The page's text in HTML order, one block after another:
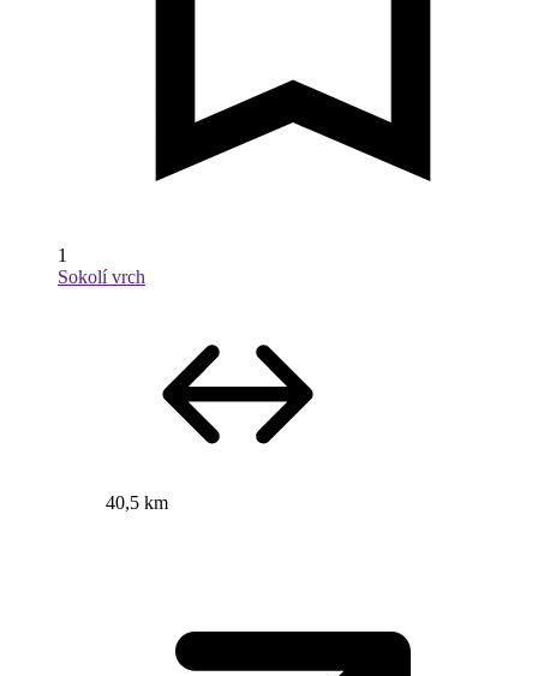
1
Sokolí vrch
40,5 km